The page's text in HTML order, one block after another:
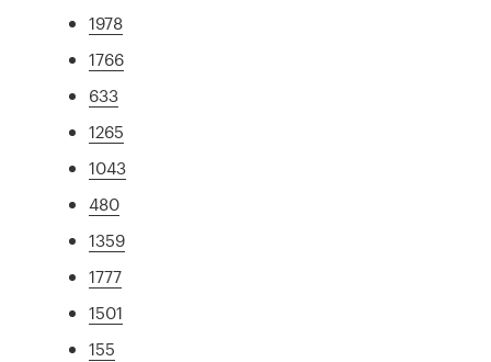
1978
1766
633
1265
1043
480
1359
1777
1501
155